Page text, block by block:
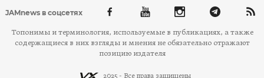
JAMnews в соцсетях
Топонимы и терминология, используемые в публикациях, а также
содержащиеся в них взгляды и мнения не обязательно отражают
позицию издателя
2025 - Все права защищены